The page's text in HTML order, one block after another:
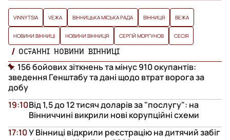
VINNYTSIA VЕЖА ВІННИЦЬКА МІСЬКА РАДА ВІННИЦЯ ВЕЖА
НОВИНИ ВІННИЦІ НОВИНИ ВІННИЦЯ СЕРГІЙ МОРГУНОВ СЕСІЯ
ОСТАННІ НОВИНИ ВІННИЦІ
156 бойових зіткнень та мінус 910 окупантів:
зведення Генштабу та дані щодо втрат ворога за
добу
Від 1,5 до 12 тисяч доларів за "послугу": на
Вінниччині викрили нові корупційні схеми
19:10
У Вінниці відкрили реєстрацію на дитячий забіг
17:10